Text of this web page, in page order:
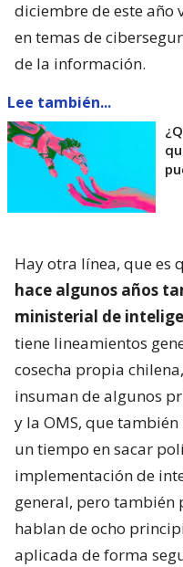
diciembre de este año
en temas de
de la información.
Lee también...
Hay otra línea, que es
hace algunos años
ministerial de
tiene lineamientos
cosecha propia
insuman de algunos
y la OMS, que
un tiempo en sacar
implementación de
general, pero también
hablan de ocho
aplicada de forma